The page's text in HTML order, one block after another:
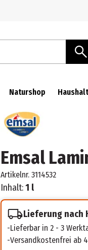
Naturshop Haushalt
Emsal
Artikelnr. 3114532
Inhalt:1 l
Lieferung nach
Lieferbar in 2 - 3
Versandkostenfrei ab